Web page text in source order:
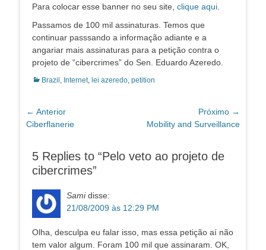
Para colocar esse banner no seu site, clique aqui
Passamos de 100 mil assinaturas. Temos que
continuar passsando a informação adiante e a
angariar mais assinaturas para a petição contra o
projeto de “cibercrimes” do Sen. Eduardo Azeredo.
Categorias:
Brazil , Internet, lei azeredo, petition
Navegação
de
← Anterior
Post
Ciberflanerie
Próximo →
Próximo
Mobility and Surveillance
5 Replies to “Pelo veto ao projeto de
cibercrimes”
Sami disse:
21/08/2009 às 12:29 PM
Olha, desculpa eu falar isso, mas essa petição aí não
tem valor algum. Foram 100 mil que assinaram. OK,